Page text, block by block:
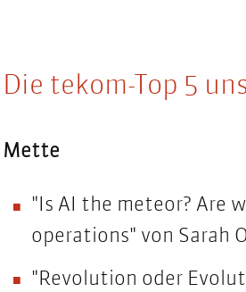
Die tekom-Top 5
Mette
"Is AI the meteor? Are
operations" von Sarah
"Revolution oder